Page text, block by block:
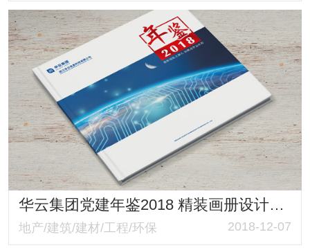
华云集团党建年鉴2018 精装画册设计制作 年鉴案例设计制作案例分享
地产/建筑/建材/工程/环保 2018-12-07